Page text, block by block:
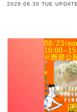
2026.06.30 TUE